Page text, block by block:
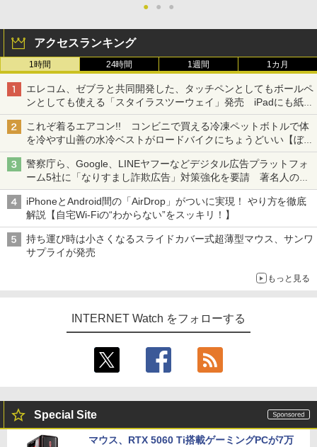
● ● ●
アクセスランキング
1時間 24時間 1週間 1カ月
エレコム、ゼブラと共同開発した、タッチペンとしてもボールペ
ンとしても使える「スタイラスツーウェイ」発売 iPadにも紙に
も、持ち替えずに書き込める
これぞ着るエアコン!! コンビニで買える冷凍ペットボトルで体
を冷やす山善の水冷ベストがロードバイクにちょうどいい【ぼっ
ち・ざ・ろーど！その14】【空いた時間でなにしてる？】
警察庁ら、Google、LINEヤフーなどデジタル広告プラットフォ
ーム5社に「なりすまし詐欺広告」対策強化を要請 著名人の写
真や映像を使った投資詐欺などへの対策として
iPhoneとAndroid間の「AirDrop」がついに実現！ やり方を徹底
解説【自宅Wi-Fiの“わからない”をスッキリ！】
持ち運び時は小さくなるスライドカバー式超薄型マウス、サンワ
サプライが発売
もっと見る
INTERNET Watch をフォローする
Special Site
マウス、RTX 5060 Ti搭載ゲーミングPCが7万